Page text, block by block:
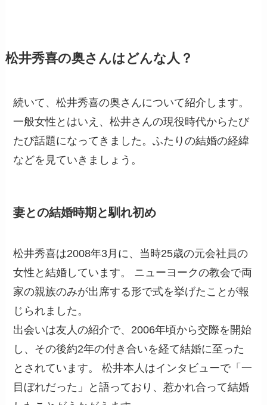
松井秀喜の奥さんはどんな人？
続いて、松井秀喜の奥さんについて紹介します。
一般女性とはいえ、松井さんの現役時代からたび
たび話題になってきました。ふたりの結婚の経緯
などを見ていきましょう。
妻との結婚時期と馴れ初め
松井秀喜は2008年3月に、当時25歳の元会社員の
女性と結婚しています。 ニューヨークの教会で両
家の親族のみが出席する形で式を挙げたことが報
じられました。
出会いは友人の紹介で、2006年頃から交際を開始
し、その後約2年の付き合いを経て結婚に至った
とされています。 松井本人はインタビューで「一
目ぼれだった」と語っており、惹かれ合って結婚